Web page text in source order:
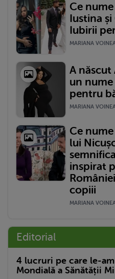
Ce
Iustina
Iubirii
MARIANA
A născut
un
pentru
MARIANA
Ce
lui
inspirat
copiii
MARIANA
Editorial
4 lucruri pe care le-
Mondială a Sănătății